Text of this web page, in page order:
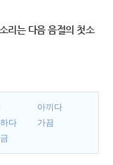
리는 다음 음절의 첫소
아끼다
다
가끔